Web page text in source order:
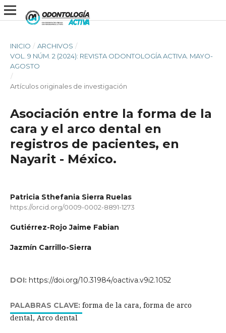
INICIO / ARCHIVOS /
VOL. 9 NÚM. 2 (2024): REVISTA ODONTOLOGÍA ACTIVA. MAYO-
AGOSTO
/
Artículos originales de investigación
Asociación entre la forma de la
cara y el arco dental en
registros de pacientes, en
Nayarit - México.
Patricia Sthefania Sierra Ruelas
https://orcid.org/0009-0002-8891-1273
Gutiérrez-Rojo Jaime Fabian
Jazmín Carrillo-Sierra
DOI: https://doi.org/10.31984/oactiva.v9i2.1052
PALABRAS CLAVE: forma de la cara, forma de arco
dental, Arco dental